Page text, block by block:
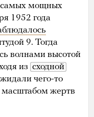
самых мощных
1952 года
9. Тогда
волнами высотой
из сходной
чего-то
масштабом жертв